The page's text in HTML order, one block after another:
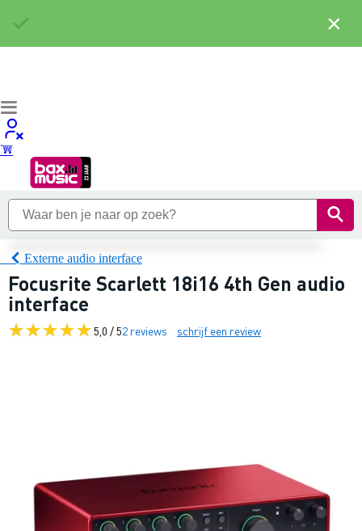
Externe audio interface
Focusrite Scarlett 18i16 4th Gen audio
interface
5,0 / 52 reviews schrijf een review
×